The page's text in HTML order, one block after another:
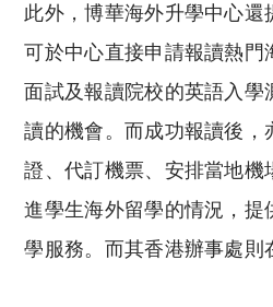
此外，博華海外升學中心還
可於中心直接申請報讀熱門
面試及報讀院校的英語入學
讀的機會。而成功報讀後，
證、代訂機票、安排當地機
進學生海外留學的情況，提
學服務。而其香港辦事處則